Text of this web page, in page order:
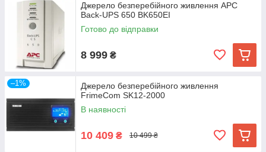
Джерело безперебійного живлення APC
Back-UPS 650 BK650EI
Готово до відправки
8 999 ₴
–1%
Джерело безперебійного живлення
FrimeCom SK12-2000
В наявності
10 409 ₴ 10 499 ₴